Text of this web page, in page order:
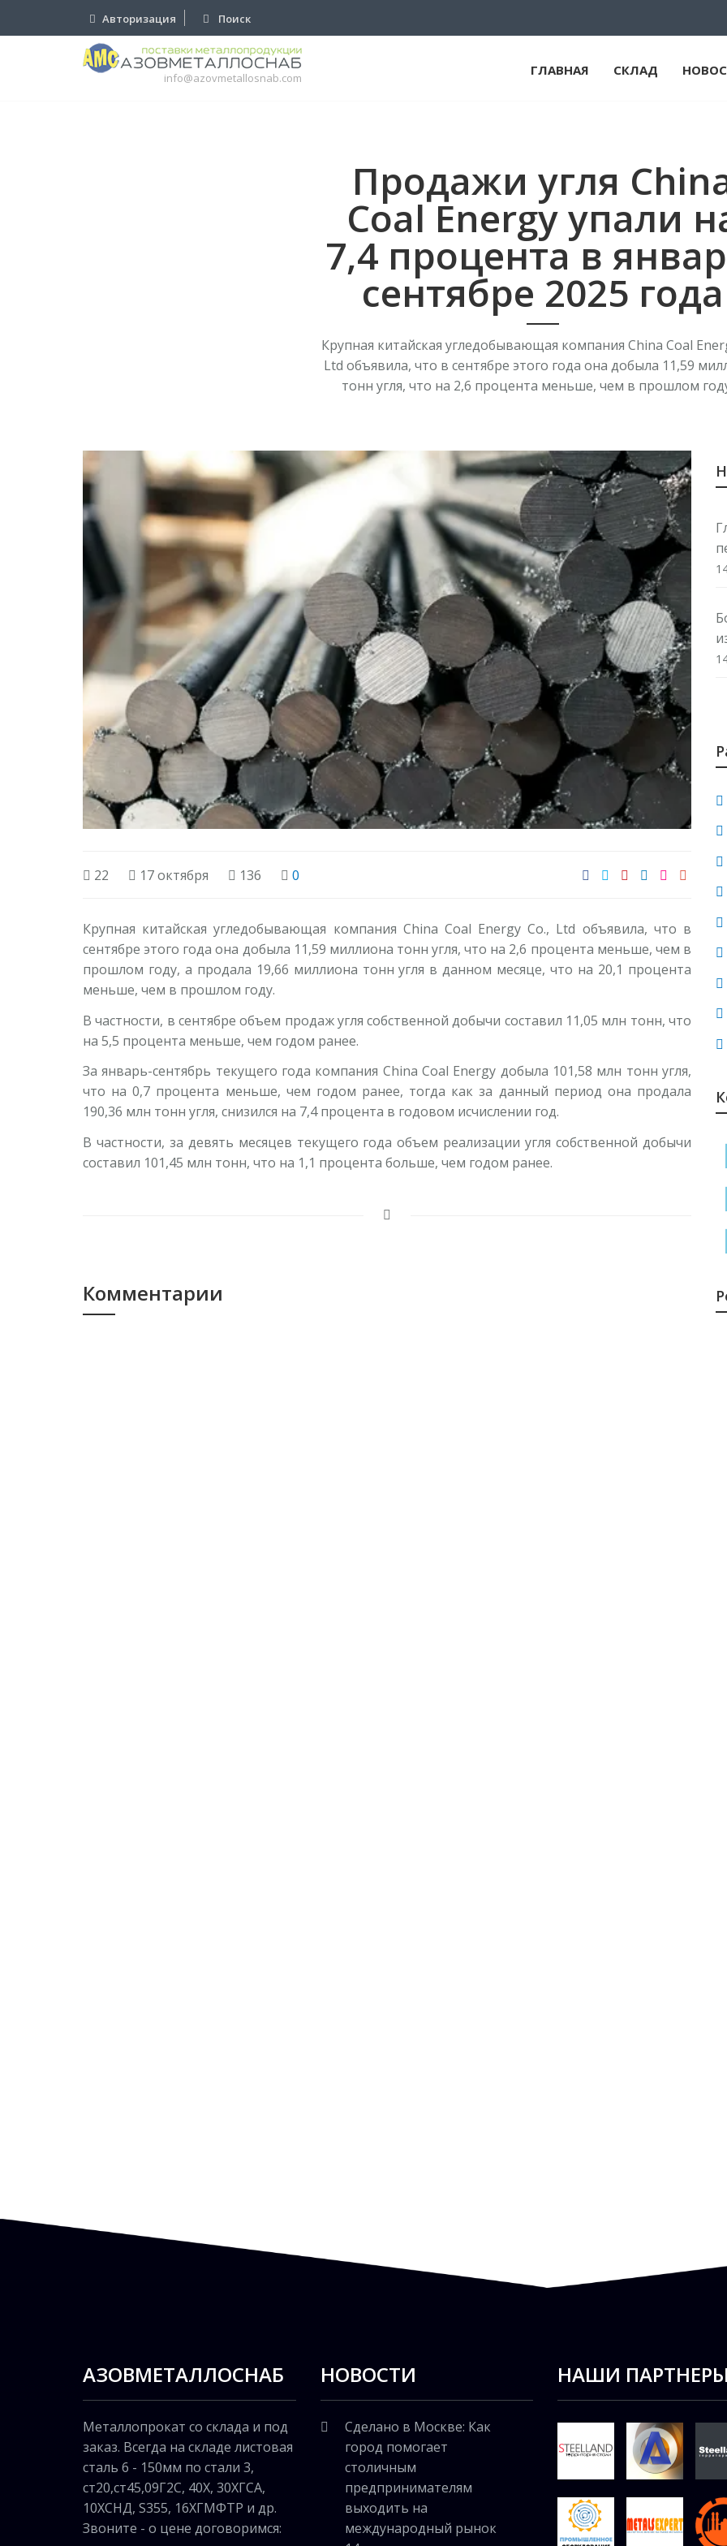
Авторизация Поиск
info@azovmetallosnab.com ГЛАВНАЯ СКЛАД
Продажи угля
Coal Energy упали
7,4 процента в
сентябре 2025 года
Крупная китайская угледобывающая компания China Coal
Ltd объявила, что в сентябре этого года она добыла 11,59
тонн угля, что на 2,6 процента меньше, чем в прошлом
22 17 октября 136 0
Крупная китайская угледобывающая компания China Coal Energy Co., Ltd объявила, что в
сентябре этого года она добыла 11,59 миллиона тонн угля, что на 2,6 процента меньше, чем в
прошлом году, а продала 19,66 миллиона тонн угля в данном месяце, что на 20,1 процента
меньше, чем в прошлом году.
В частности, в сентябре объем продаж угля собственной добычи составил 11,05 млн тонн, что
на 5,5 процента меньше, чем годом ранее.
За январь-сентябрь текущего года компания China Coal Energy добыла 101,58 млн тонн угля,
что на 0,7 процента меньше, чем годом ранее, тогда как за данный период она продала
190,36 млн тонн угля, снизился на 7,4 процента в годовом исчислении год.
В частности, за девять месяцев текущего года объем реализации угля собственной добычи
составил 101,45 млн тонн, что на 1,1 процента больше, чем годом ранее.
Комментарии
АЗОВМЕТАЛЛОСНАБ
Металлопрокат со склада и под
заказ. Всегда на складе листовая
сталь 6 - 150мм по стали 3,
ст20,ст45,09Г2С, 40Х, 30ХГСА,
10ХСНД, S355, 16ХГМФТР и др.
Звоните - о цене договоримся:
НОВОСТИ
Сделано в Москве: Как
город помогает
столичным
предпринимателям
выходить на
международный рынок
НАШИ ПАРТНЕРЫ